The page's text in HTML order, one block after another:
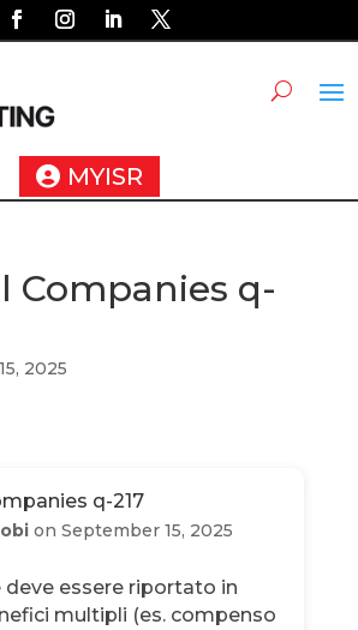
MYISR
Companies q-
2025
q-217
on September 15, 2025
deve essere riportato in
multipli (es. compenso